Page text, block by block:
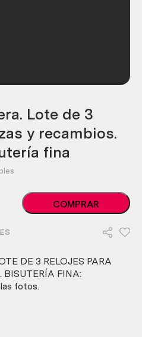
Lote de 3
y recambios.
fina
Relojes
de
3
relojes
para
COMPRAR
DE 3 RELOJES PARA
BISUTERÍA FINA:
fotos.